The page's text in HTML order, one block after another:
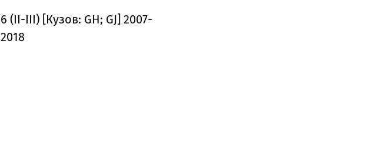
6 (II-III) [Кузов: GH; GJ] 2007-
2018